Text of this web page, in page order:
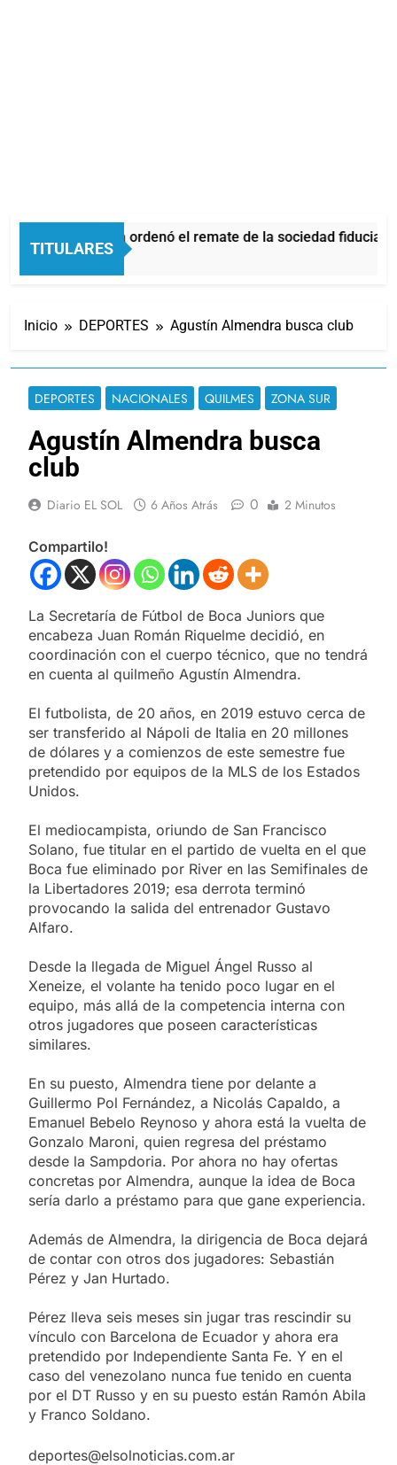
TITULARES
La Justicia ordenó el remate de la sociedad
3 Horas Atrás
Inicio DEPORTES Agustín Almendra busca club
DEPORTES NACIONALES QUILMES ZONA SUR
Agustín Almendra busca
club
Diario EL SOL 6 Años Atrás 0 2 Minutos
Compartilo!
La Secretaría de Fútbol de Boca Juniors que
encabeza Juan Román Riquelme decidió, en
coordinación con el cuerpo técnico, que no tendrá
en cuenta al quilmeño Agustín Almendra.
El futbolista, de 20 años, en 2019 estuvo cerca de
ser transferido al Nápoli de Italia en 20 millones
de dólares y a comienzos de este semestre fue
pretendido por equipos de la MLS de los Estados
Unidos.
El mediocampista, oriundo de San Francisco
Solano, fue titular en el partido de vuelta en el que
Boca fue eliminado por River en las Semifinales de
la Libertadores 2019; esa derrota terminó
provocando la salida del entrenador Gustavo
Alfaro.
Desde la llegada de Miguel Ángel Russo al
Xeneize, el volante ha tenido poco lugar en el
equipo, más allá de la competencia interna con
otros jugadores que poseen características
similares.
En su puesto, Almendra tiene por delante a
Guillermo Pol Fernández, a Nicolás Capaldo, a
Emanuel Bebelo Reynoso y ahora está la vuelta de
Gonzalo Maroni, quien regresa del préstamo
desde la Sampdoria. Por ahora no hay ofertas
concretas por Almendra, aunque la idea de Boca
sería darlo a préstamo para que gane experiencia.
Además de Almendra, la dirigencia de Boca dejará
de contar con otros dos jugadores: Sebastián
Pérez y Jan Hurtado.
Pérez lleva seis meses sin jugar tras rescindir su
vínculo con Barcelona de Ecuador y ahora era
pretendido por Independiente Santa Fe. Y en el
caso del venezolano nunca fue tenido en cuenta
por el DT Russo y en su puesto están Ramón Abila
y Franco Soldano.
deportes@elsolnoticias.com.ar